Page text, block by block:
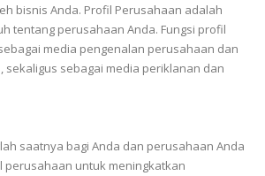
bisnis Anda. Profil Perusahaan adalah
tentang perusahaan Anda. Fungsi profil
media pengenalan perusahaan dan
sekaligus sebagai media periklanan dan
saatnya bagi Anda dan perusahaan Anda
perusahaan untuk meningkatkan